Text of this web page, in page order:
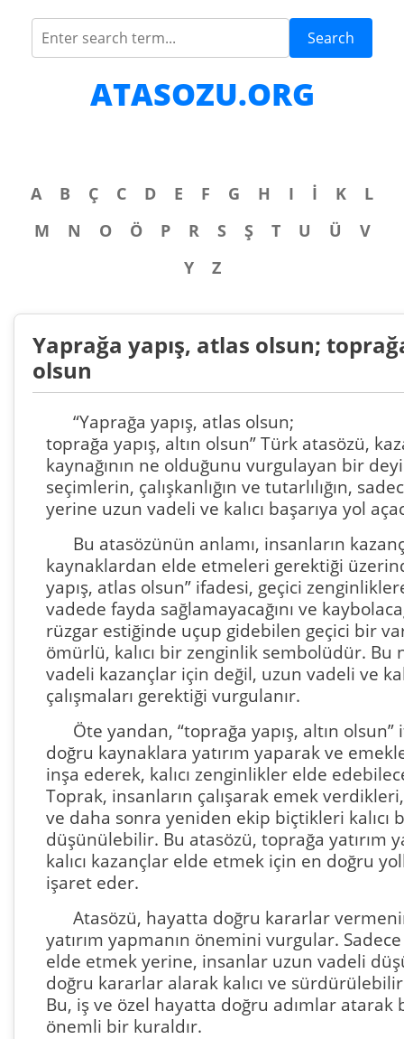
Search
ATASOZU.ORG
A B Ç C D E F G H I İ K
L
M
N O Ö P R S Ş T U Ü
V
Y
Z
Yaprağa yapış, atlas olsun;
olsun
“Yaprağa yapış, atlas olsun;
toprağa yapış, altın olsun” Türk atasözü,
kaynağının ne olduğunu vurgulayan bir
seçimlerin, çalışkanlığın ve tutarlılığın,
yerine uzun vadeli ve kalıcı başarıya yol
Bu atasözünün anlamı, insanların
kaynaklardan elde etmeleri gerektiği
yapış, atlas olsun” ifadesi, geçici
vadede fayda sağlamayacağını ve
rüzgar estiğinde uçup gidebilen geçici bir
ömürlü, kalıcı bir zenginlik sembolüdür. Bu
vadeli kazançlar için değil, uzun vadeli ve
çalışmaları gerektiği vurgulanır.
Öte yandan, “toprağa yapış, altın
doğru kaynaklara yatırım yaparak ve
inşa ederek, kalıcı zenginlikler elde
Toprak, insanların çalışarak emek
ve daha sonra yeniden ekip biçtikleri kalıcı
düşünülebilir. Bu atasözü, toprağa yatırım
kalıcı kazançlar elde etmek için en doğru
işaret eder.
Atasözü, hayatta doğru kararlar
yatırım yapmanın önemini vurgular.
elde etmek yerine, insanlar uzun vadeli
doğru kararlar alarak kalıcı ve
Bu, iş ve özel hayatta doğru adımlar atarak
önemli bir kuraldır.